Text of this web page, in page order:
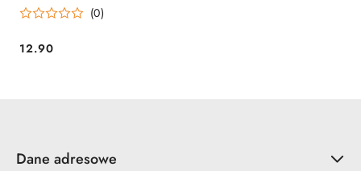
(0)
Cena:
12.90
Dane adresowe